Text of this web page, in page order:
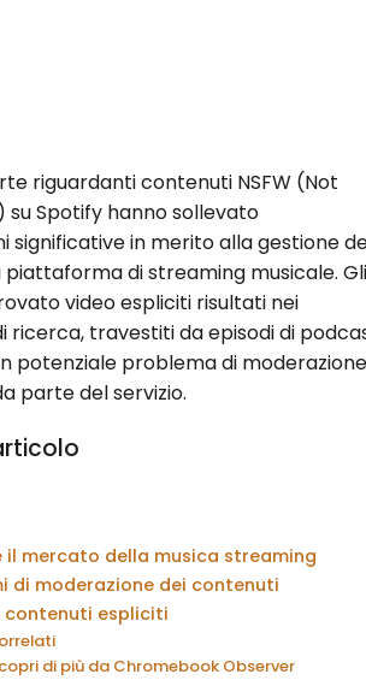
riguardanti contenuti NSFW (Not
su Spotify hanno sollevato
significative in merito alla gestione
di streaming musicale. Gli
video espliciti risultati nei
ricerca, travestiti da episodi di
potenziale problema di moderazione
parte del servizio.
il mercato della musica streaming
di moderazione dei contenuti
espliciti
di più da Chromebook Observer